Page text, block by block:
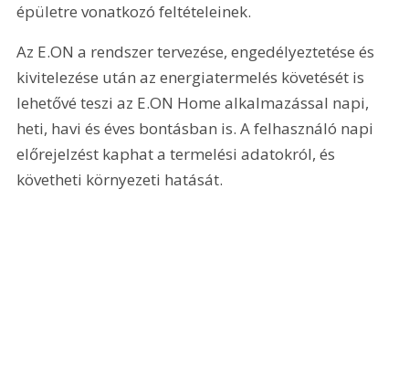
épületre vonatkozó feltételeinek.
Az E.ON a rendszer tervezése, engedélyeztetése és
kivitelezése után az energiatermelés követését is
lehetővé teszi az E.ON Home alkalmazással napi,
heti, havi és éves bontásban is. A felhasználó napi
előrejelzést kaphat a termelési adatokról, és
követheti környezeti hatását.